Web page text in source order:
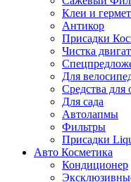
Клеи и
Антикор
Присадки
Чистка
Для
Средства для
Для сада
Автолапмы
Фильтры
Присадки
Авто Косметика
Кондиционер